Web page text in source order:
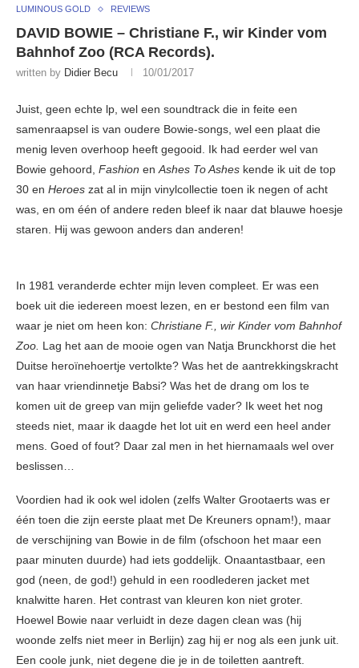
LUMINOUS GOLD REVIEWS
DAVID BOWIE – Christiane F., wir Kinder vom
Bahnhof Zoo (RCA Records) .
written by Didier Becu 10/01/2017
Juist, geen echte lp, wel een soundtrack die in feite een
samenraapsel is van oudere Bowie-songs, wel een plaat die
menig leven overhoop heeft gegooid. Ik had eerder wel van
Bowie gehoord, Fashion enAshes To Ashes kende ik uit de top
30 en Heroes zat al in mijn vinylcollectie toen ik negen of acht
was, en om één of andere reden bleef ik naar dat blauwe hoesje
staren. Hij was gewoon anders dan anderen!
In 1981 veranderde echter mijn leven compleet. Er was een
boek uit die iedereen moest lezen, en er bestond een film van
waar je niet om heen kon: Christiane F., wir Kinder vom Bahnhof
Zoo. Lag het aan de mooie ogen van Natja Brunckhorst die het
Duitse heroïnehoertje vertolkte? Was het de aantrekkingskracht
van haar vriendinnetje Babsi? Was het de drang om los te
komen uit de greep van mijn geliefde vader? Ik weet het nog
steeds niet, maar ik daagde het lot uit en werd een heel ander
mens. Goed of fout? Daar zal men in het hiernamaals wel over
beslissen…
Voordien had ik ook wel idolen (zelfs Walter Grootaerts was er
één toen die zijn eerste plaat met De Kreuners opnam!), maar
de verschijning van Bowie in de film (ofschoon het maar een
paar minuten duurde) had iets goddelijk. Onaantastbaar, een
god (neen, de god!) gehuld in een roodlederen jacket met
knalwitte haren. Het contrast van kleuren kon niet groter.
Hoewel Bowie naar verluidt in deze dagen clean was (hij
woonde zelfs niet meer in Berlijn) zag hij er nog als een junk uit.
Een coole junk, niet degene die je in de toiletten aantreft.